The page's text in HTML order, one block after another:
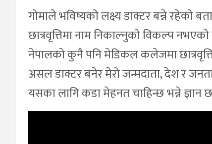
गोमाले भविष्यको लक्ष्य डाक्टर बन्ने रहेको
छात्रवृत्तिमा नाम निकाल्नुको विकल्प
नेपालको कुनै पनि मेडिकल कलेजमा
असल डाक्टर बनेर मेरो जन्मदाता, देश र
यसका लागि कडा मेहनत चाहिन्छ भन्ने ज्ञान